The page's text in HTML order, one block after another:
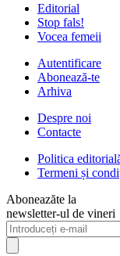
Editorial
Stop fals!
Vocea femeii
Autentificare
Abonează-te
Arhiva
Despre noi
Contacte
Politica
Termeni și
Aboneazăte la
newsletter-ul de vineri